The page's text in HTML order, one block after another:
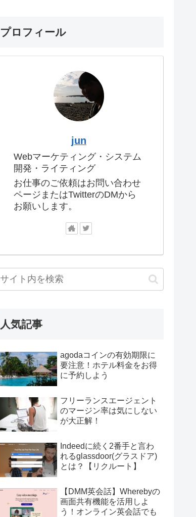
プロフィール
jun
Webマーケティング・システム
開発・ライティング
お仕事のご依頼はお問い合わせ
ページまたはTwitterのDMから
お願いします。
人気記事
agodaコインの有効期限に
要注意！ホテル料金をお得
に予約しよう
フリーランスエージェント
のマージン率は気にしない
が大正解！
Indeedに続く2番手と言わ
れるglassdoor(グラスドア)
とは？【リクルート】
【DMM英会話】Wherebyの
画面共有機能を活用しよ
う！オンライン英会話でも